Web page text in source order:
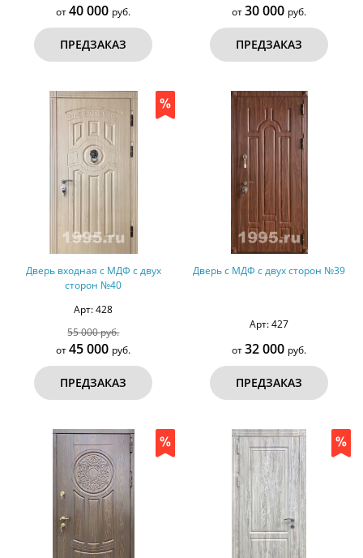
от40 000 руб.
ПРЕДЗАКАЗ
от30 000 руб.
ПРЕДЗАКАЗ
Дверь входная с МДФ с двух
сторон №40
Арт: 428
55 000 руб.
от45 000 руб.
ПРЕДЗАКАЗ
Дверь с МДФ с двух сторон №39
Арт: 427
от32 000 руб.
ПРЕДЗАКАЗ